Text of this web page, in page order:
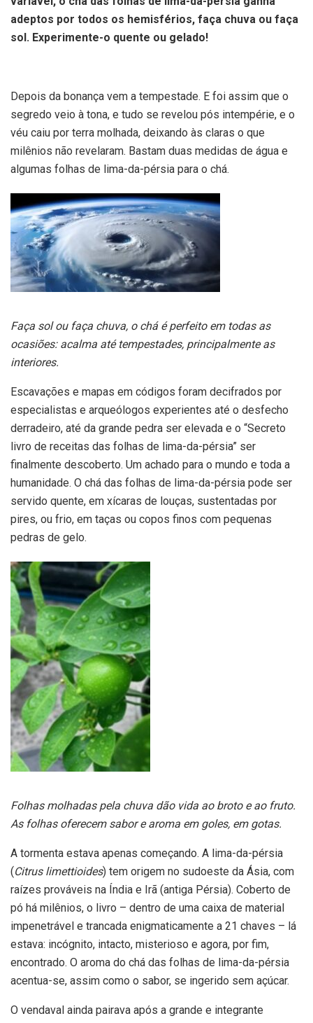
adeptos por todos os hemisférios, faça chuva ou faça
sol. Experimente-o quente ou gelado!
Depois da bonança vem a tempestade. E foi assim que o
segredo veio à tona, e tudo se revelou pós intempérie, e o
véu caiu por terra molhada, deixando às claras o que
milênios não revelaram. Bastam duas medidas de água e
algumas folhas de lima-da-pérsia para o chá.
Faça sol ou faça chuva, o chá é perfeito em todas as
ocasiões: acalma até tempestades, principalmente as
interiores.
Escavações e mapas em códigos foram decifrados por
especialistas e arqueólogos experientes até o desfecho
derradeiro, até da grande pedra ser elevada e o “Secreto
livro de receitas das folhas de lima-da-pérsia” ser
finalmente descoberto. Um achado para o mundo e toda a
humanidade. O chá das folhas de lima-da-pérsia pode ser
servido quente, em xícaras de louças, sustentadas por
pires, ou frio, em taças ou copos finos com pequenas
pedras de gelo.
Folhas molhadas pela chuva dão vida ao broto e ao fruto.
As folhas oferecem sabor e aroma em goles, em gotas.
A tormenta estava apenas começando. A lima-da-pérsia
(Citrus limettioides) tem origem no sudoeste da Ásia, com
raízes prováveis na Índia e Irã (antiga Pérsia). Coberto de
pó há milênios, o livro – dentro de uma caixa de material
impenetrável e trancada enigmaticamente a 21 chaves – lá
estava: incógnito, intacto, misterioso e agora, por fim,
encontrado. O aroma do chá das folhas de lima-da-pérsia
acentua-se, assim como o sabor, se ingerido sem açúcar.
O vendaval ainda pairava após a grande e integrante